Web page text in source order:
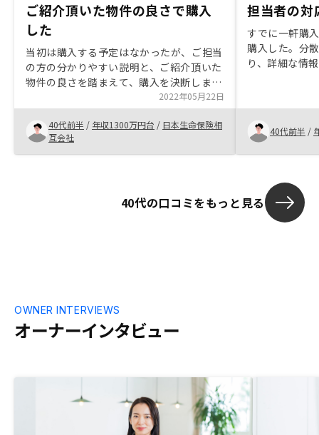
ご紹介頂いた物件の良さで購入
した
当初は購入する予定はなかったが、ご担当
の方の分かりやすい説明と、ご紹介頂いた
物件の良さを踏まえて、購入を決断しまし
た。以前他の会社で物件を買ったことがあ
るのですが、かなり満足しています。あ
と、今後の物件の管理についてもアプリが
基本になっていて使いやすそうです。節税
の提案を充実してもらえると有難いです。
2022年05月22日
40代前半 / 年収1300万円台 / 日本生命保険相
互会社
担当者の対
すでに一軒購
購入した。分
り、詳細な情
た。機会があ
40代前半 /
40代の口コミをもっと見る
オーナーインタビュー
OWNER INTERVIEWS